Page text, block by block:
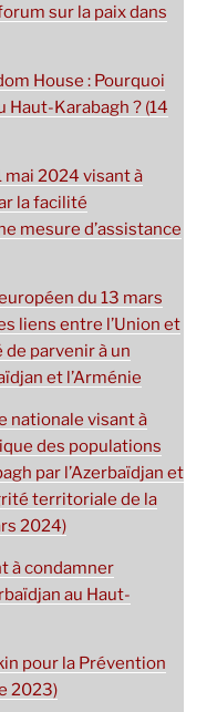
sur la paix dans
House : Pourquoi
Haut-Karabagh ? (14
mai 2024 visant à
la facilité
mesure d’assistance
du 13 mars
liens entre l’Union et
de parvenir à un
et l’Arménie
nationale visant à
des populations
par l’Azerbaïdjan et
territoriale de la
2024)
à condamner
au Haut-
pour la Prévention
2023)